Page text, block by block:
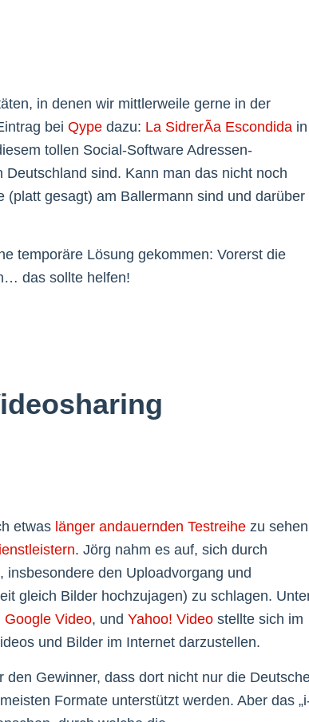
in denen wir mittlerweile gerne in der
bei Qype dazu: La SidrerÃ­a Escondida in
tollen Social-Software Adressen-
sind. Kann man das nicht noch
gesagt) am Ballermann sind und darüber
temporäre Lösung gekommen: Vorerst die
das sollte helfen!
etwas länger andauernden Testreihe zu
. Jörg nahm es auf, sich durch
den Uploadvorgang und
gleich Bilder hochzujagen) zu schlagen.
Google Video, und Yahoo! Video stellte sich im
und Bilder im Internet darzustellen.
Gewinner, dass dort nicht nur die
Formate unterstützt werden. Aber das